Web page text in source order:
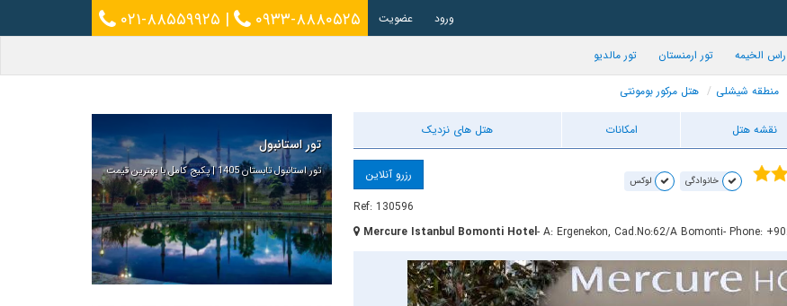
۰۲۱-۸۸۵۵۹۹۲۵ | ۰۹۳۳-۸۸۸۰۵۲۵ ورود عضویت
الخیمه تور ارمنستان تور مالدیو
منطقه شیشلی هتل مرکور بومونتی
نقشه هتل امکانات هتل های نزدیک
خانوادگی لوکس
رزرو آنلاین
Ref: 130596
Mercure Istanbul Bomonti Hotel- A: Ergenekon, Cad.No:62/A Bomonti- Phone:
تور استانبول
تور استانبول تابستان 1405 | پکیج کامل با بهترین قیمت